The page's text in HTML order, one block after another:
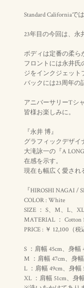
Standard California
23年目の今回は、永
ボディは定番の柔ら
フロントには永井氏
ジをインクジェット
バックには23周年の
アニバーサリーTシ
皆様お楽しみに。
『永井 博』
グラフィックデザイ
大滝詠一の『A
在感を示す。
現在も幅広く愛され
『HIROSHI NAGAI /
COLOR : White
SIZE ： S、M、L、XL
MATERIAL ： Cotton
PRICE : ￥ 12,100（税
S ：肩幅 45cm、身幅
M ：肩幅 47cm、身
L ：肩幅 49cm、身幅
XL ：肩幅 51cm、身